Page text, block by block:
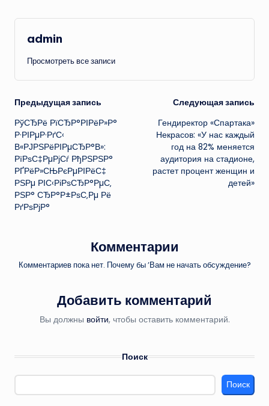
admin
Просмотреть все записи
Навигация
записи
Предыдущая запись
РўСЂРё РїСЂР°РІРёР»Р°
Р·РІРµР·РґС‹
В«РЈРЅРёРІРµСЂР°В»:
РїРѕС‡РµРјСѓ РђРЅРЅР°
РҐРёР»СЊРєРµРІРёС‡
РЅРµ РІС‹РіРѕСЂР°РµС‚
РЅР° СЂР°Р±РѕС‚Рµ Рё
РґРѕРјР°
Следующая запись
Гендиректор «Спартака»
Некрасов: «У нас каждый
год на 82% меняется
аудитория на стадионе,
растет процент женщин и
детей»
Комментарии
Комментариев пока нет. Почему бы ’Вам не начать обсуждение?
Добавить комментарий
Вы должны войти, чтобы оставить комментарий.
Поиск
Поиск